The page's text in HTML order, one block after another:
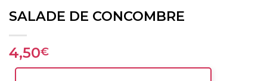
SALADE DE CONCOMBRE
4,50€